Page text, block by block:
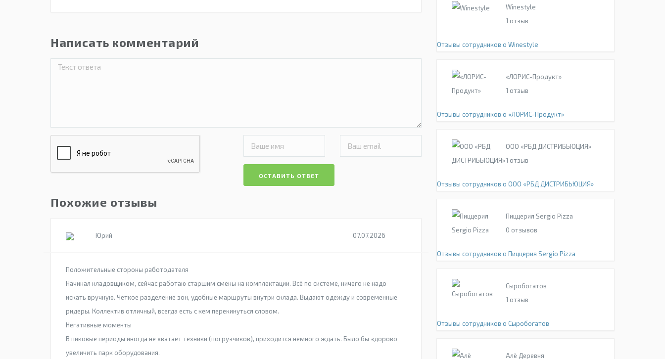
Написать комментарий
ОСТАВИТЬ ОТВЕТ
Похожие отзывы
Юрий 07.07.2026
Положительные стороны работодателя
Начинал кладовщиком, сейчас работаю старшим смены на комплектации. Всё по системе, ничего не надо
искать вручную. Чёткое разделение зон, удобные маршруты внутри склада. Выдают одежду и современные
ридеры. Коллектив отличный, всегда есть с кем перекинуться словом.
Негативные моменты
В пиковые периоды иногда не хватает техники (погрузчиков), приходится немного ждать. Было бы здорово
увеличить парк оборудования.
Winestyle
1 отзыв
Отзывы сотрудников о Winestyle
«ЛОРИС-Продукт»
1 отзыв
Отзывы сотрудников о «ЛОРИС-Продукт»
ООО «РБД ДИСТРИБЬЮЦИЯ»
1 отзыв
Отзывы сотрудников о ООО «РБД ДИСТРИБЬЮЦИЯ»
Пиццерия Sergio Pizza
0 отзывов
Отзывы сотрудников о Пиццерия Sergio Pizza
Сыробогатов
1 отзыв
Отзывы сотрудников о Сыробогатов
Алё Деревня